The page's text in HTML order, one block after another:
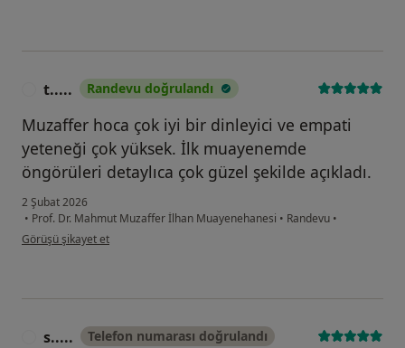
t..... Randevu doğrulandı
Muzaffer hoca çok iyi bir dinleyici ve empati
yeteneği çok yüksek. İlk muayenemde
öngörüleri detaylıca çok güzel şekilde açıkladı.
2 Şubat 2026
• Prof. Dr. Mahmut Muzaffer İlhan Muayenehanesi • Randevu •
kullanıcının görüşüne göre t.....
Görüşü şikayet et
s..... Telefon numarası doğrulandı